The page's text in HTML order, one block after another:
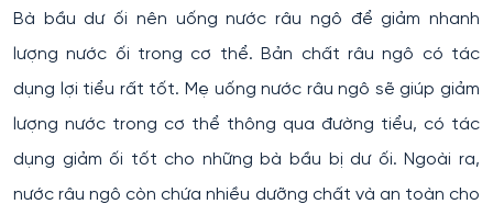
Bà bầu dư ối nên uống nước râu ngô để giảm nhanh
lượng nước ối trong cơ thể. Bản chất râu ngô có tác
dụng lợi tiểu rất tốt. Mẹ uống nước râu ngô sẽ giúp giảm
lượng nước trong cơ thể thông qua đường tiểu, có tác
dụng giảm ối tốt cho những bà bầu bị dư ối. Ngoài ra,
nước râu ngô còn chứa nhiều dưỡng chất và an toàn cho